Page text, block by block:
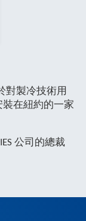
對製冷技術用
在紐約的一家
公司的總裁